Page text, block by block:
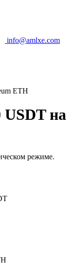
info@amlxe.com
ETH
на
режиме.